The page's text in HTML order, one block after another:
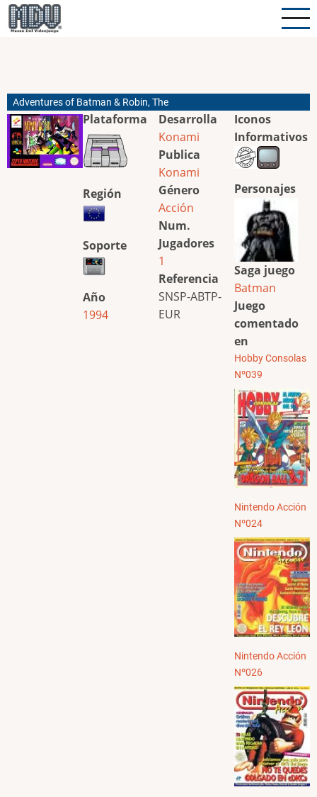
Pasar
al
Adventures of Batman & Robin, The
Plataforma
Región
Soporte
Año
1994
Desarrolla
Konami
Publica
Konami
Género
Acción
Num.
Jugadores
1
Referencia
SNSP-ABTP-
EUR
Iconos
Informativos
Personajes
Saga juego
Batman
Juego
comentado
en
Hobby Consolas
Nº039
Nintendo Acción
Nº024
Nintendo Acción
Nº026